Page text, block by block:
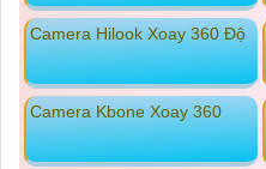
Camera Hilook Xoay 360 Độ
Camera Kbone Xoay 360